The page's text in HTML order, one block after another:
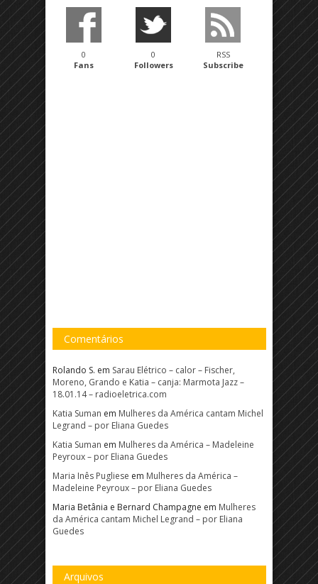
0
Fans
0
Followers
RSS
Subscribe
Comentários
Rolando S. em Sarau Elétrico – calor – Fischer,
Moreno, Grando e Katia – canja: Marmota Jazz –
18.01.14 – radioeletrica.com
Katia Suman em Mulheres da América cantam Michel
Legrand – por Eliana Guedes
Katia Suman em Mulheres da América – Madeleine
Peyroux – por Eliana Guedes
Maria Inês Pugliese em Mulheres da América –
Madeleine Peyroux – por Eliana Guedes
Maria Betânia e Bernard Champagne em Mulheres
da América cantam Michel Legrand – por Eliana
Guedes
Arquivos